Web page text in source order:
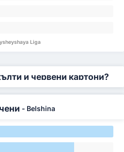
Liga
и червени картони?
- Belshina